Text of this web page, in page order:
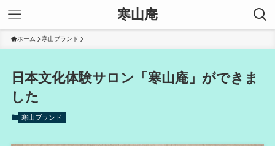
寒山庵
ホーム 寒山ブランド
日本文化体験サロン「寒山庵」ができま
した
寒山ブランド